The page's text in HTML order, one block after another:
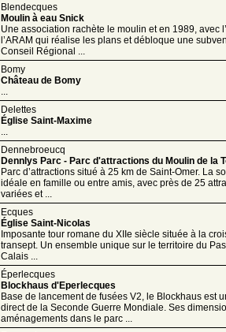
Blendecques
Moulin à eau Snick
Une association rachète le moulin et en 1989, avec
l’ARAM qui réalise les plans et débloque une
Conseil Régional ...
Bomy
Château de Bomy
...
Delettes
Église Saint-Maxime
...
Dennebroeucq
Dennlys Parc - Parc d'attractions du Moulin de la
Parc d’attractions situé à 25 km de Saint-Omer. La
idéale en famille ou entre amis, avec près de 25
variées et ...
Ecques
Église Saint-Nicolas
Imposante tour romane du XIIe siècle située à la
transept. Un ensemble unique sur le territoire du
Calais ...
Éperlecques
Blockhaus d'Eperlecques
Base de lancement de fusées V2, le Blockhaus est
direct de la Seconde Guerre Mondiale. Ses
aménagements dans le parc ...